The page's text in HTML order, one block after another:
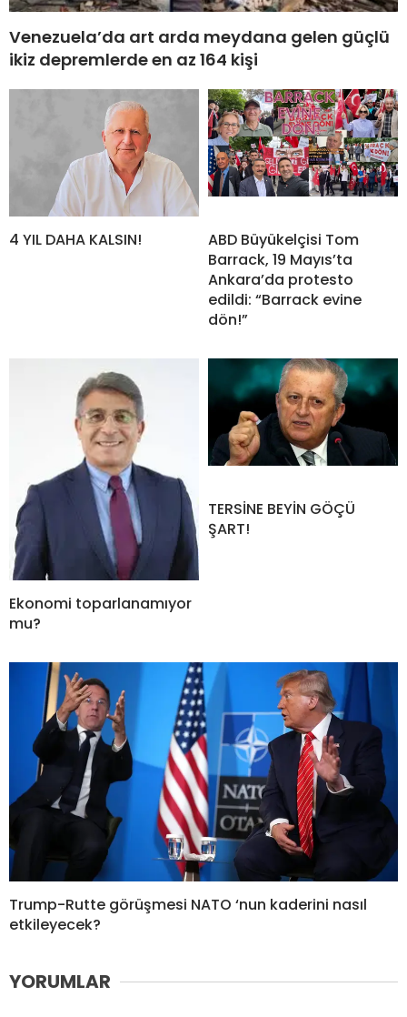
Venezuela’da art arda meydana gelen güçlü
ikiz depremlerde en az 164 kişi
4 YIL DAHA KALSIN!
ABD Büyükelçisi Tom
Barrack, 19 Mayıs’ta
Ankara’da protesto
edildi: “Barrack evine
dön!”
Ekonomi toparlanamıyor
mu?
TERSİNE BEYİN GÖÇÜ
ŞART!
Trump-Rutte görüşmesi NATO ‘nun kaderini nasıl
etkileyecek?
YORUMLAR